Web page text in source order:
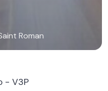
Roman
- V3P